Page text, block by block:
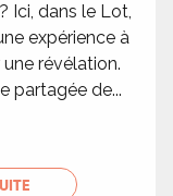
Ici, dans le Lot,
expérience à
révélation.
partagée de...